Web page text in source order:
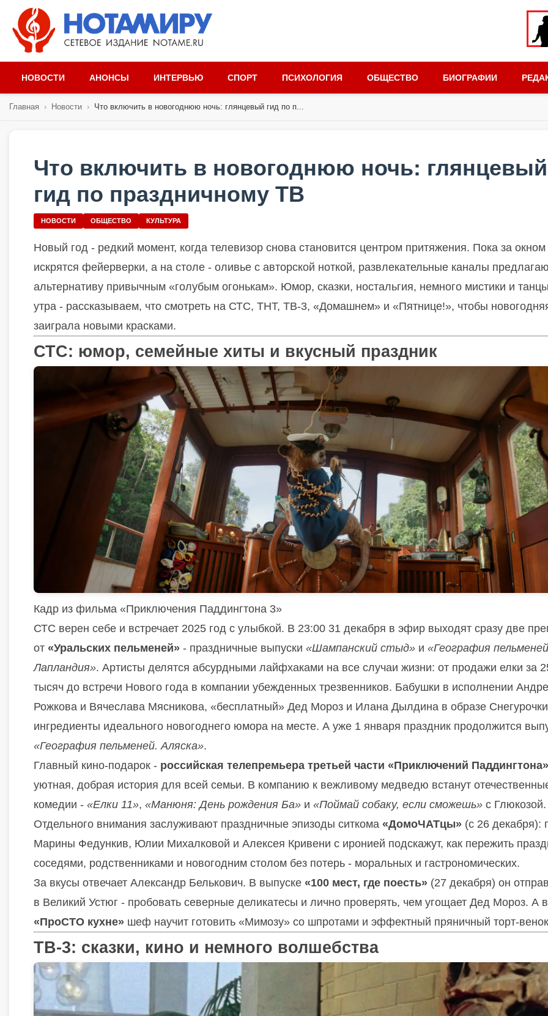
НОВОСТИ АНОНСЫ ИНТЕРВЬЮ СПОРТ ПСИХОЛОГИЯ ОБЩЕСТВО БИОГРАФИИ
Главная › Новости › Что включить в новогоднюю ночь: глянцевый гид по п...
Что включить в новогоднюю ночь: глянцевый
гид по праздничному ТВ
НОВОСТИ ОБЩЕСТВО КУЛЬТУРА
Новый год - редкий момент, когда телевизор снова становится центром притяжения. Пока за окном
искрятся фейерверки, а на столе - оливье с авторской ноткой, развлекательные каналы
альтернативу привычным «голубым огонькам». Юмор, сказки, ностальгия, немного мистики и
утра - рассказываем, что смотреть на СТС, ТНТ, ТВ-3, «Домашнем» и «Пятнице!», чтобы
заиграла новыми красками.
СТС: юмор, семейные хиты и вкусный праздник
Кадр из фильма «Приключения Паддингтона 3»
СТС верен себе и встречает 2025 год с улыбкой. В 23:00 31 декабря в эфир выходят сразу две
от «Уральских пельменей» - праздничные выпуски «Шампанский стыд» и «География
Лапландия». Артисты делятся абсурдными лайфхаками на все случаи жизни: от продажи елки за
тысяч до встречи Нового года в компании убежденных трезвенников. Бабушки в исполнении
Рожкова и Вячеслава Мясникова, «бесплатный» Дед Мороз и Илана Дылдина в образе
ингредиенты идеального новогоднего юмора на месте. А уже 1 января праздник продолжится
«География пельменей. Аляска».
Главный кино-подарок - российская телепремьера третьей части «Приключений Паддингтона»
уютная, добрая история для всей семьи. В компанию к вежливому медведю встанут
комедии - «Елки 11», «Манюня: День рождения Ба» и «Поймай собаку, если сможешь» с Глюкозой.
Отдельного внимания заслуживают праздничные эпизоды ситкома «ДомоЧАТцы» (с 26 декабря):
Марины Федункив, Юлии Михалковой и Алексея Кривени с иронией подскажут, как пережить
соседями, родственниками и новогодним столом без потерь - моральных и гастрономических.
За вкусы отвечает Александр Белькович. В выпуске «100 мест, где поесть» (27 декабря) он
в Великий Устюг - пробовать северные деликатесы и лично проверять, чем угощает Дед Мороз. А в
«ПроСТО кухне» шеф научит готовить «Мимозу» со шпротами и эффектный пряничный торт-
ТВ-3: сказки, кино и немного волшебства